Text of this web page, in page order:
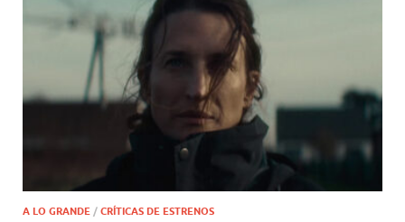
A LO GRANDE / CRÍTICAS DE ESTRENOS